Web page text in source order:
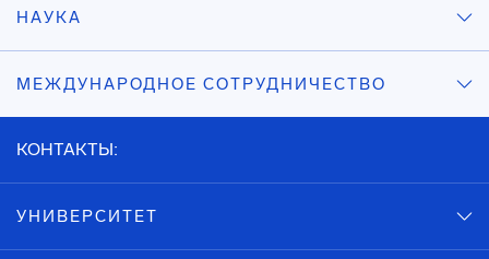
НАУКА
МЕЖДУНАРОДНОЕ СОТРУДНИЧЕСТВО
КОНТАКТЫ:
УНИВЕРСИТЕТ